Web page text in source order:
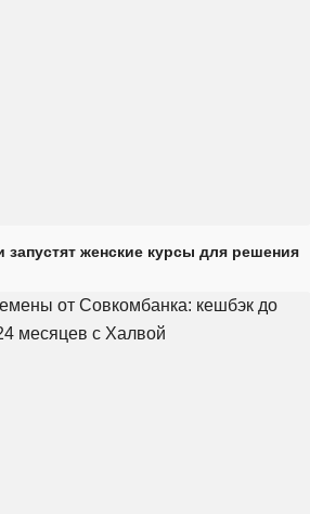
запустят женские курсы для решения